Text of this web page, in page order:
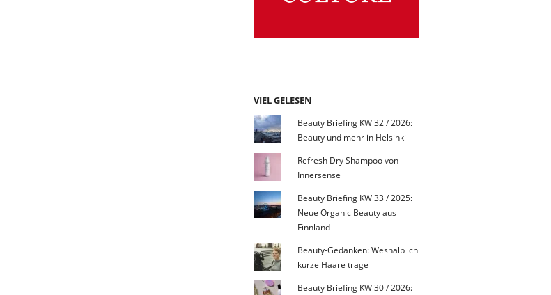
VIEL GELESEN
Beauty Briefing KW 32 / 2026:
Beauty und mehr in Helsinki
Refresh Dry Shampoo von
Innersense
Beauty Briefing KW 33 / 2025:
Neue Organic Beauty aus
Finnland
Beauty-Gedanken: Weshalb ich
kurze Haare trage
Beauty Briefing KW 30 / 2026: